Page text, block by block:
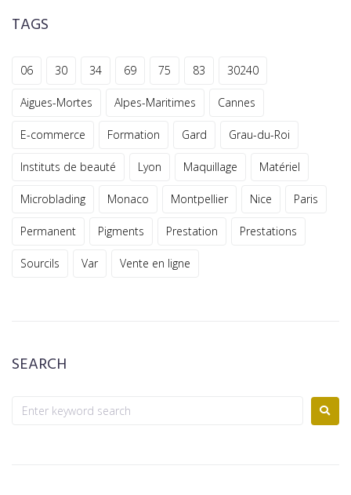
TAGS
06 30 34 69 75 83 30240
Aigues-Mortes Alpes-Maritimes Cannes
E-commerce Formation Gard Grau-du-Roi
Instituts de beauté Lyon Maquillage Matériel
Microblading Monaco Montpellier Nice Paris
Permanent Pigments Prestation Prestations
Sourcils Var Vente en ligne
SEARCH